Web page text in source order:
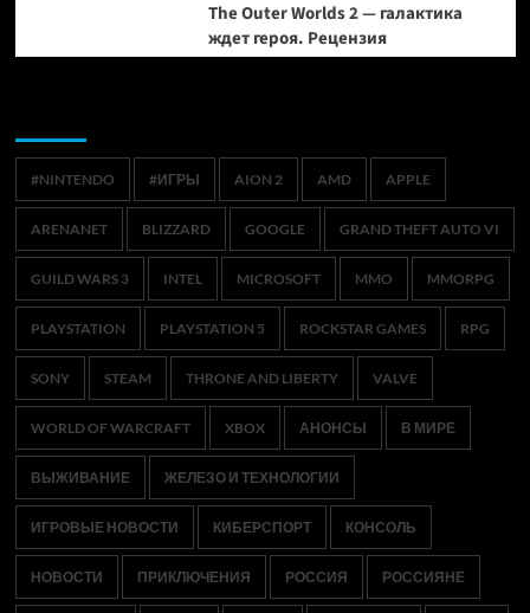
The Outer Worlds 2 — галактика
ждет героя. Рецензия
#NINTENDO #ИГРЫ AION 2 AMD APPLE
ARENANET BLIZZARD GOOGLE GRAND THEFT AUTO VI
GUILD WARS 3 INTEL MICROSOFT MMO MMORPG
PLAYSTATION PLAYSTATION 5 ROCKSTAR GAMES RPG
SONY STEAM THRONE AND LIBERTY VALVE
WORLD OF WARCRAFT XBOX АНОНСЫ В МИРЕ
ВЫЖИВАНИЕ ЖЕЛЕЗО И ТЕХНОЛОГИИ
ИГРОВЫЕ НОВОСТИ КИБЕРСПОРТ КОНСОЛЬ
НОВОСТИ ПРИКЛЮЧЕНИЯ РОССИЯ РОССИЯНЕ